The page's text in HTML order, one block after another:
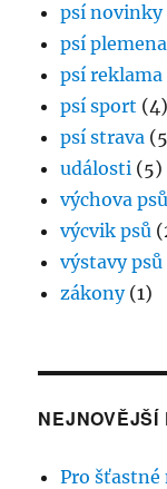
psí novinky
psí plemena
psí reklama
psí sport (4)
psí strava
události (5)
výchova psů
výcvik psů
výstavy psů
zákony(1)
NEJNOVĚJŠÍ
Pro šťastné